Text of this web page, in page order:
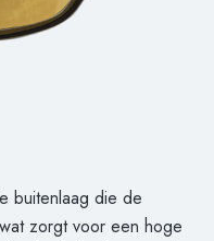
buitenlaag die de
zorgt voor een hoge